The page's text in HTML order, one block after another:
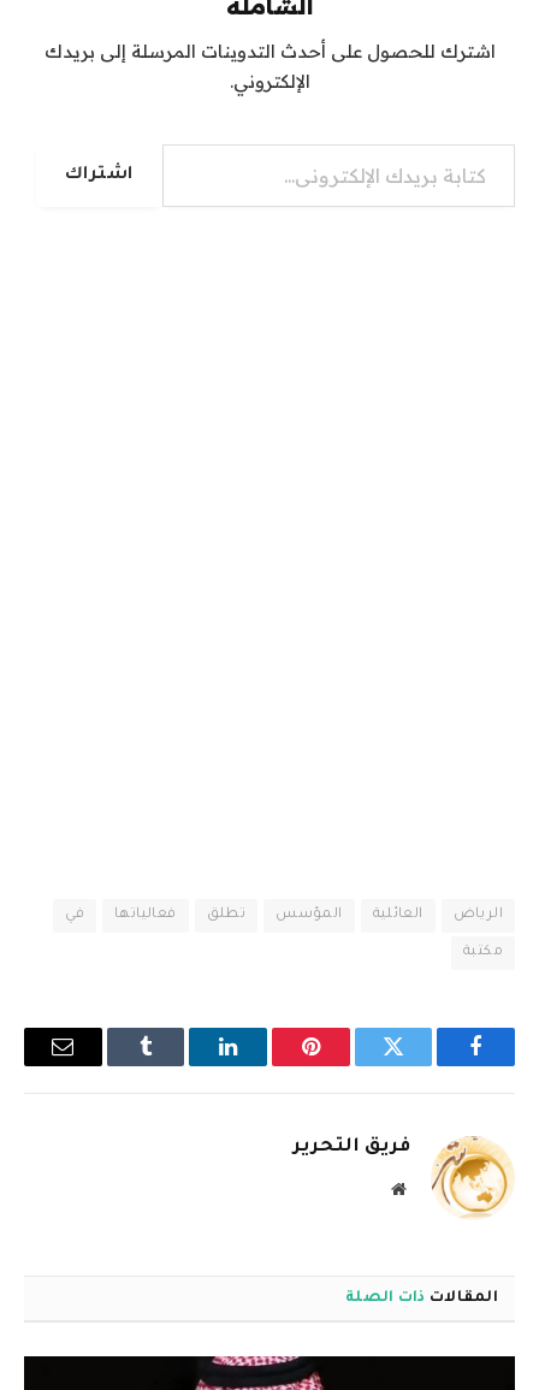
اشترك للحصول على أحدث التدوينات المرسلة إلى بريدك
الإلكتروني.
كتابة بريدك الإلكتروني...
اشتراك
الرياض العائلية المؤسس تطلق فعالياتها في
مكتبة
فيسبوك تويتر بينتيريستلينكدإن Tumblr
البريد
فريق التحرير
موقع
المقالات ذات الصلة